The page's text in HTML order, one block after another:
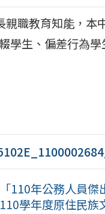
親職教育知能，本
學生、偏差行為
「110年公務人員
110學年度原住民族